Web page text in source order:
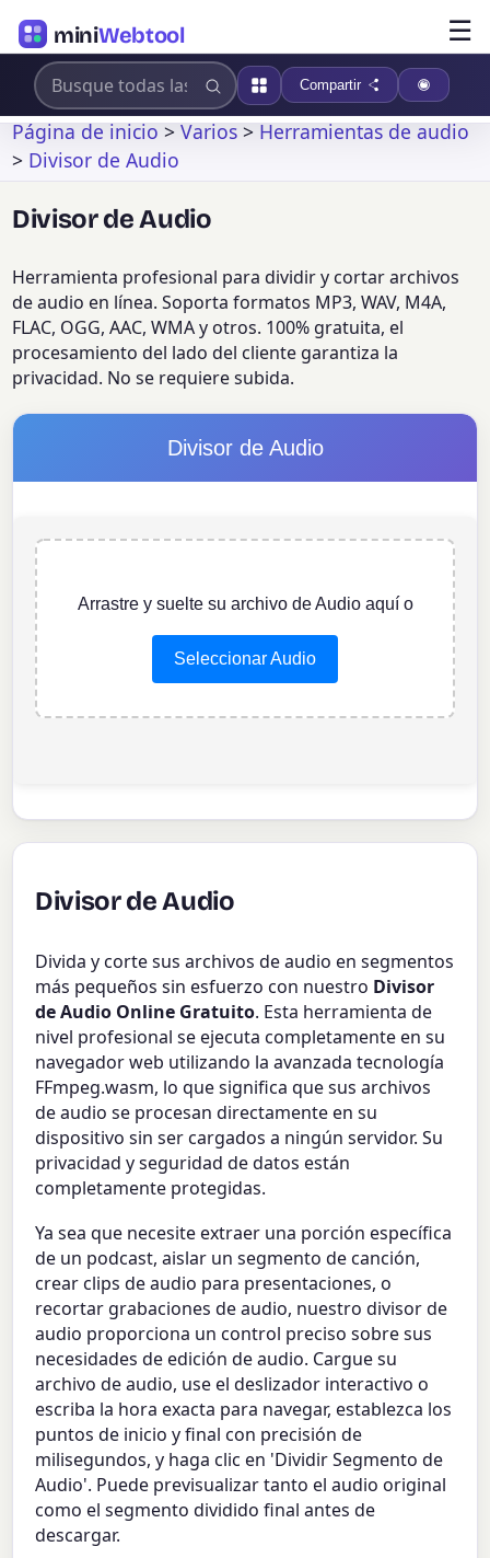
miniWebtool ☰
Compartir
Página de inicio>Varios>Herramientas de audio
> Divisor de Audio
Divisor de Audio
Herramienta profesional para dividir y cortar archivos
de audio en línea. Soporta formatos MP3, WAV, M4A,
FLAC, OGG, AAC, WMA y otros. 100% gratuita, el
procesamiento del lado del cliente garantiza la
privacidad. No se requiere subida.
Divisor de Audio
Arrastre y suelte su archivo de Audio aquí o
Seleccionar Audio
Divisor de Audio
Divida y corte sus archivos de audio en segmentos
más pequeños sin esfuerzo con nuestro Divisor
de Audio Online Gratuito. Esta herramienta de
nivel profesional se ejecuta completamente en su
navegador web utilizando la avanzada tecnología
FFmpeg.wasm, lo que significa que sus archivos
de audio se procesan directamente en su
dispositivo sin ser cargados a ningún servidor. Su
privacidad y seguridad de datos están
completamente protegidas.
Ya sea que necesite extraer una porción específica
de un podcast, aislar un segmento de canción,
crear clips de audio para presentaciones, o
recortar grabaciones de audio, nuestro divisor de
audio proporciona un control preciso sobre sus
necesidades de edición de audio. Cargue su
archivo de audio, use el deslizador interactivo o
escriba la hora exacta para navegar, establezca los
puntos de inicio y final con precisión de
milisegundos, y haga clic en 'Dividir Segmento de
Audio'. Puede previsualizar tanto el audio original
como el segmento dividido final antes de
descargar.